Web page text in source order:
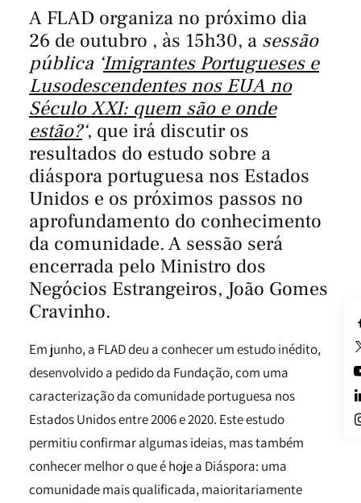
A FLAD organiza no próximo dia
26 de outubro , às 15h30, a sessão
pública ‘Imigrantes Portugueses e
Lusodescendentes nos EUA no
Século XXI: quem são e onde
estão?‘, que irá discutir os
resultados do estudo sobre a
diáspora portuguesa nos Estados
Unidos e os próximos passos no
aprofundamento do conhecimento
da comunidade. A sessão será
encerrada pelo Ministro dos
Negócios Estrangeiros, João Gomes
Cravinho.
Em junho, a FLAD deu a conhecer um estudo inédito,
desenvolvido a pedido da Fundação, com uma
caracterização da comunidade portuguesa nos
Estados Unidos entre 2006 e 2020. Este estudo
permitiu confirmar algumas ideias, mas também
conhecer melhor o que é hoje a Diáspora: uma
comunidade mais qualificada, maioritariamente